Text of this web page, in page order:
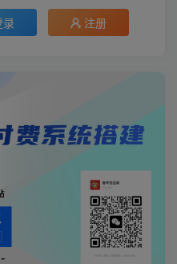
录 注册